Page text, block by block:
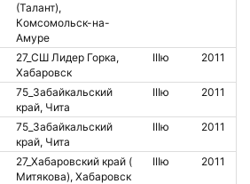
(Талант),
Комсомольск-на-
Амуре
27_СШ Лидер Горка,
Хабаровск
IIIю 2011
75_Забайкальский
край, Чита
IIIю 2011
75_Забайкальский
край, Чита
IIIю 2011
27_Хабаровский край (
Митякова), Хабаровск
IIIю 2011